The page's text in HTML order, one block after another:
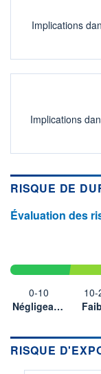
Implications
Implications
RISQUE DE
Évaluation des
0-10
Négligeable
10-
RISQUE